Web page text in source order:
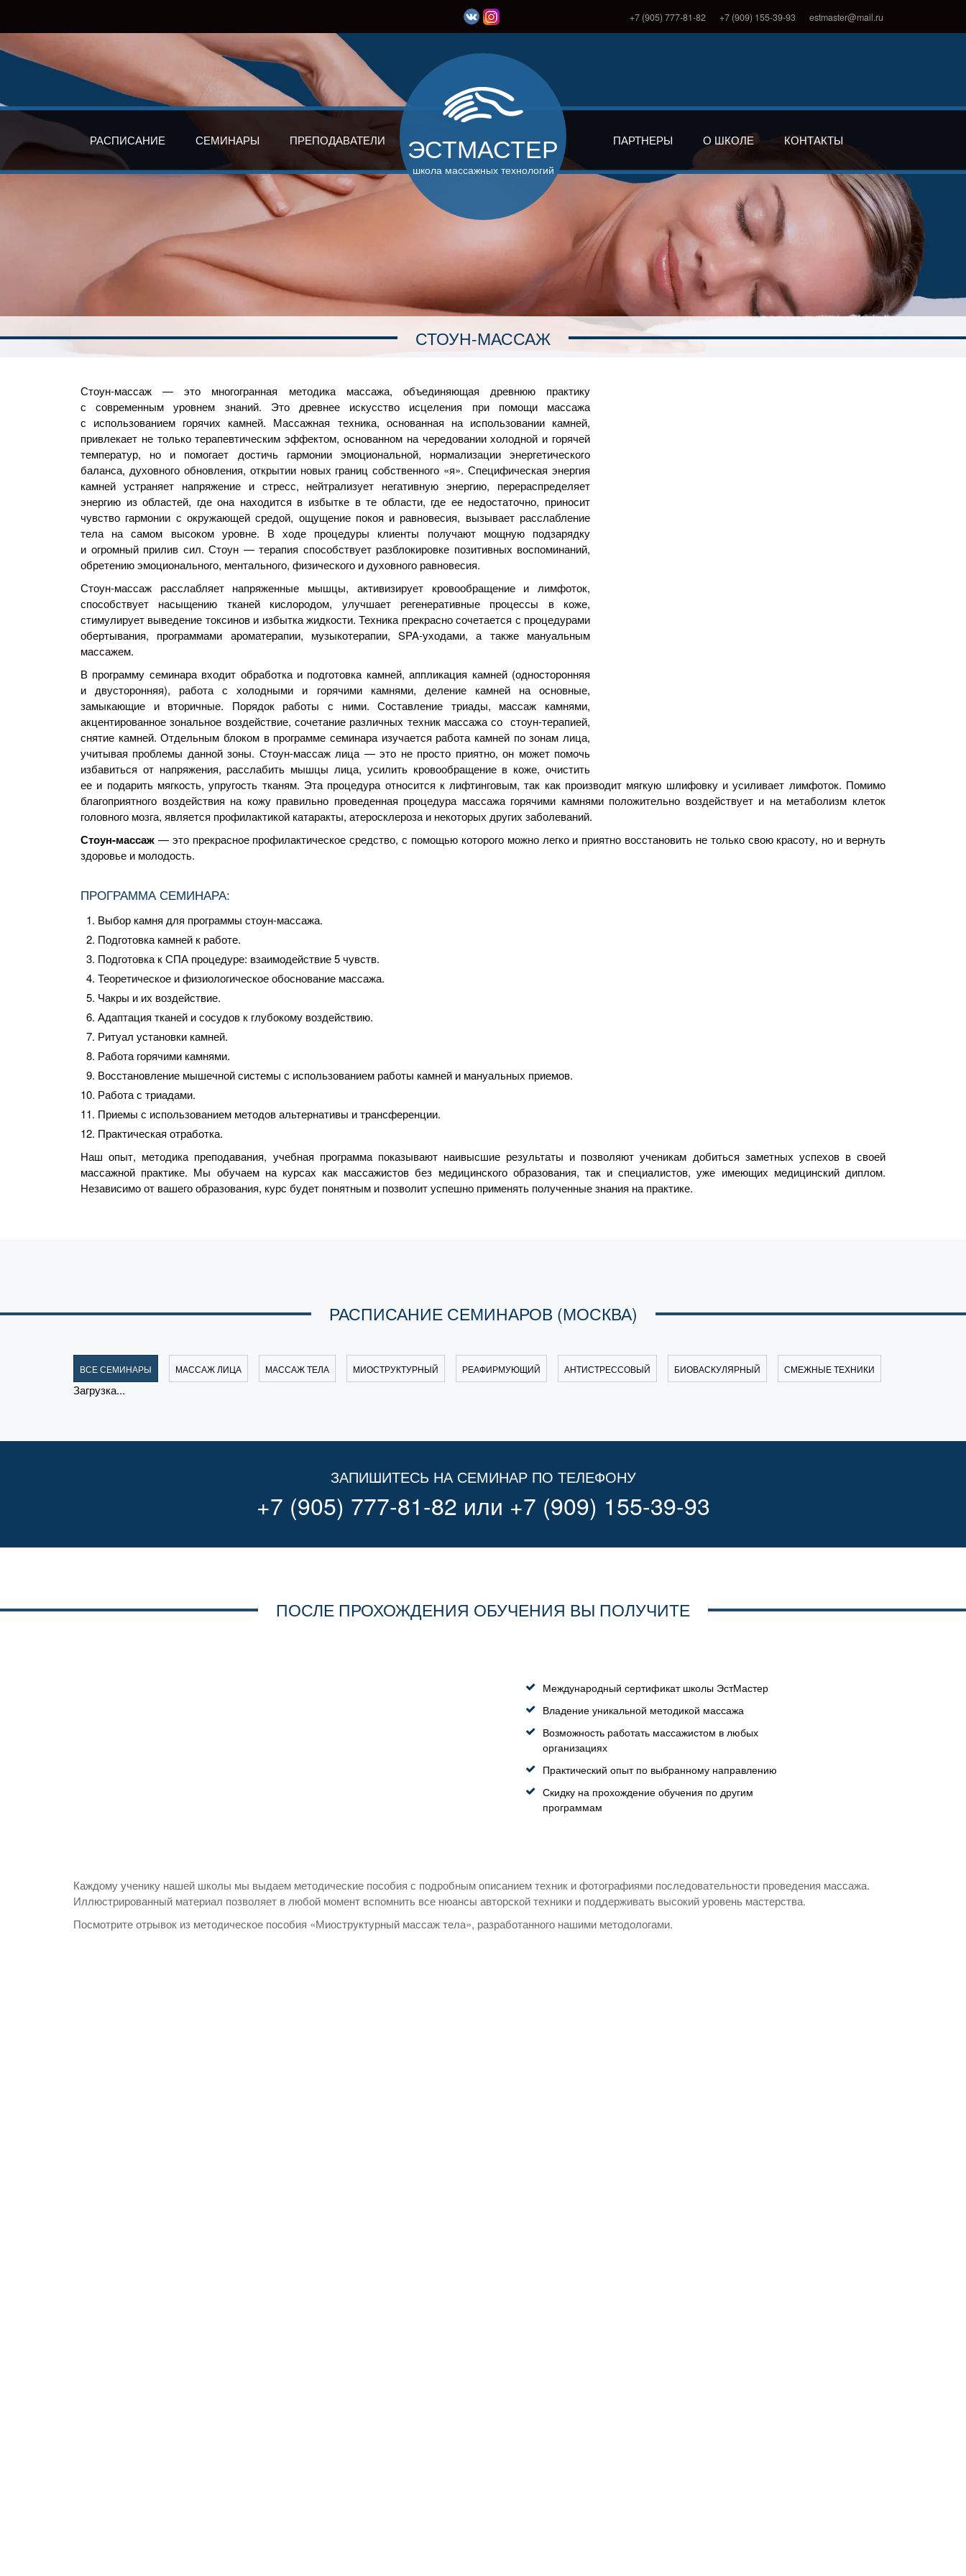
+7 (905) 777-81-82 +7 (909) 155-39-93 estmaster@mail.ru
РАСПИСАНИЕ СЕМИНАРЫ ПРЕПОДАВАТЕЛИ ЭСТМАСТЕР
школа массажных технологий
ПАРТНЕРЫ О ШКОЛЕ КОНТАКТЫ
СТОУН-МАССАЖ
Стоун-массаж — это многогранная методика массажа, объединяющая древнюю практику
с современным уровнем знаний. Это древнее искусство исцеления при помощи массажа
с использованием горячих камней. Массажная техника, основанная на использовании камней,
привлекает не только терапевтическим эффектом, основанном на чередовании холодной и горячей
температур, но и помогает достичь гармонии эмоциональной, нормализации энергетического
баланса, духовного обновления, открытии новых границ собственного «я». Специфическая энергия
камней устраняет напряжение и стресс, нейтрализует негативную энергию, перераспределяет
энергию из областей, где она находится в избытке в те области, где ее недостаточно, приносит
чувство гармонии с окружающей средой, ощущение покоя и равновесия, вызывает расслабление
тела на самом высоком уровне. В ходе процедуры клиенты получают мощную подзарядку
и огромный прилив сил. Стоун — терапия способствует разблокировке позитивных воспоминаний,
обретению эмоционального, ментального, физического и духовного равновесия.
Стоун-массаж расслабляет напряженные мышцы, активизирует кровообращение и лимфоток,
способствует насыщению тканей кислородом, улучшает регенеративные процессы в коже,
стимулирует выведение токсинов и избытка жидкости. Техника прекрасно сочетается с процедурами
обертывания, программами ароматерапии, музыкотерапии,SPA-уходами, а также мануальным
массажем.
В программу семинара входит обработка и подготовка камней, аппликация камней (односторонняя
и двусторонняя), работа с холодными и горячими камнями, деление камней на основные,
замыкающие и вторичные. Порядок работы с ними. Составление триады, массаж камнями,
акцентированное зональное воздействие, сочетание различных техник массажа со стоун-терапией,
снятие камней. Отдельным блоком в программе семинара изучается работа камней по зонам лица,
учитывая проблемы данной зоны. Стоун-массажлица — это не просто приятно, он может помочь
избавиться от напряжения, расслабить мышцы лица, усилить кровообращение в коже, очистить
ее и подарить мягкость, упругость тканям. Эта процедура относится к лифтинговым, так как производит мягкую шлифовку и усиливает лимфоток. Помимо
благоприятного воздействия на кожу правильно проведенная процедура массажа горячими камнями положительно воздействует и на метаболизм клеток
головного мозга, является профилактикой катаракты, атеросклероза и некоторых других заболеваний.
Стоун-массаж — это прекрасное профилактическое средство, с помощью которого можно легко и приятно восстановить не только свою красоту, но и вернуть
здоровье и молодость.
ПРОГРАММА СЕМИНАРА:
Выбор камня для программы стоун-массажа.
Подготовка камней к работе.
Подготовка к СПА процедуре: взаимодействие 5 чувств.
Теоретическое и физиологическое обоснование массажа.
Чакры и их воздействие.
Адаптация тканей и сосудов к глубокому воздействию.
Ритуал установки камней.
Работа горячими камнями.
Восстановление мышечной системы с использованием работы камней и мануальных приемов.
Работа с триадами.
Приемы с использованием методов альтернативы и трансференции.
Практическая отработка.
Наш опыт, методика преподавания, учебная программа показывают наивысшие результаты и позволяют ученикам добиться заметных успехов в своей
массажной практике. Мы обучаем на курсах как массажистов без медицинского образования, так и специалистов, уже имеющих медицинский диплом.
Независимо от вашего образования, курс будет понятным и позволит успешно применять полученные знания на практике.
РАСПИСАНИЕ СЕМИНАРОВ (МОСКВА)
ВСЕ СЕМИНАРЫ МАССАЖ ЛИЦА МАССАЖ ТЕЛА МИОСТРУКТУРНЫЙ РЕАФИРМУЮЩИЙ АНТИСТРЕССОВЫЙ БИОВАСКУЛЯРНЫЙ СМЕЖНЫЕ ТЕХНИКИ
Загрузка...
ЗАПИШИТЕСЬ НА СЕМИНАР ПО ТЕЛЕФОНУ
+7 (905) 777-81-82 или +7 (909) 155-39-93
ПОСЛЕ ПРОХОЖДЕНИЯ ОБУЧЕНИЯ ВЫ ПОЛУЧИТЕ
Международный сертификат школы ЭстМастер
Владение уникальной методикой массажа
Возможность работать массажистом в любых
организациях
Практический опыт по выбранному направлению
Скидку на прохождение обучения по другим
программам
Каждому ученику нашей школы мы выдаем методические пособия с подробным описанием техник и фотографиями последовательности проведения массажа.
Иллюстрированный материал позволяет в любой момент вспомнить все нюансы авторской техники и поддерживать высокий уровень мастерства.
Посмотрите отрывок из методическое пособия «Миоструктурный массаж тела», разработанного нашими методологами.